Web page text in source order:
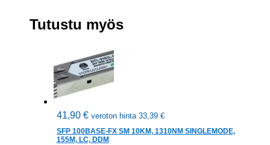
Tutustu myös
41,90 € veroton hinta 33,39 €
SFP 100BASE-FX SM 10KM, 1310NM SINGLEMODE,
155M, LC, DDM